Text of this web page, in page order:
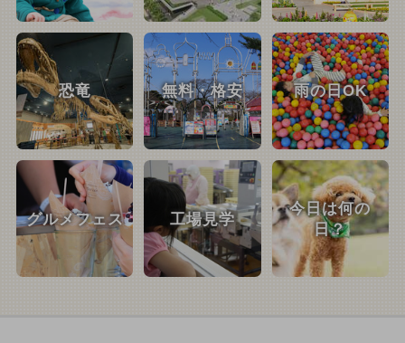
恐竜 無料・格安 雨の日OK
グルメフェス 工場見学
今日は何の
日？